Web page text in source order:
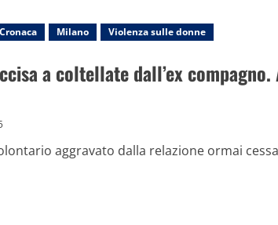
Cronaca Milano Violenza sulle donne
a coltellate dall’ex
aggravato dalla relazione ormai